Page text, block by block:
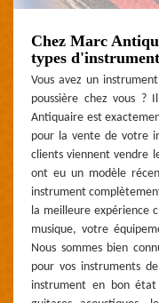
Chez Marc
types
Vous avez un
poussière chez vous ?
Antiquaire est
pour la vente de votre
clients viennent vendre
ont eu un modèle
instrument
la meilleure expérience
musique, votre
Nous sommes bien
pour vos instruments
instrument en bon état